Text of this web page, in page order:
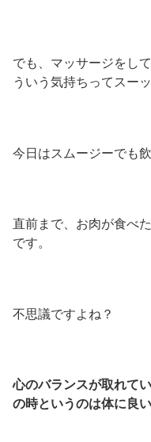
でも、マッサージをし
ういう気持ちってスー
今日はスムージーでも
直前まで、お肉が食べ
です。
不思議ですよね？
心のバランスが取れて
の時というのは体に良